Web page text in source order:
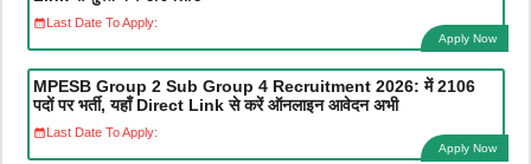
Last Date To Apply:
Apply Now
MPESB Group 2 Sub Group 4 Recruitment 2026: में 2106
पदों पर भर्ती, यहाँ Direct Link से करें ऑनलाइन आवेदन अभी
Last Date To Apply:
Apply Now